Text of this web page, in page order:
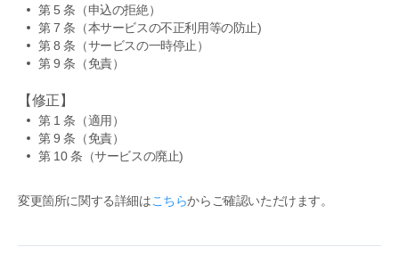
第 5 条（申込の拒絶）
第 7 条（本サービスの不正利用等の防止)
第 8 条（サービスの一時停止）
第 9 条（免責）
【修正】
第 1 条（適用）
第 9 条（免責）
第 10 条（サービスの廃止)
変更箇所に関する詳細はこちらからご確認いただけます。